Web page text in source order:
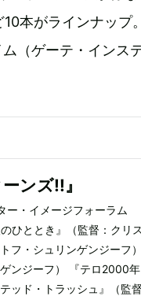
本がラインナップ
（ゲーテ・インス
ンズ!!』
・イメージフォーラム
ひととき』（監督：クリ
フ・シュリンゲンジーフ）
ゲンジーフ） 『テロ2000
ッド・トラッシュ』（監